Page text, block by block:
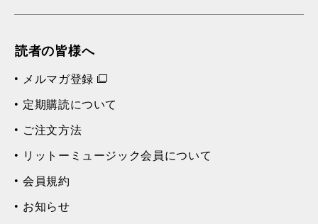
読者の皆様へ
メルマガ登録
定期購読について
ご注文方法
リットーミュージック会員について
会員規約
お知らせ